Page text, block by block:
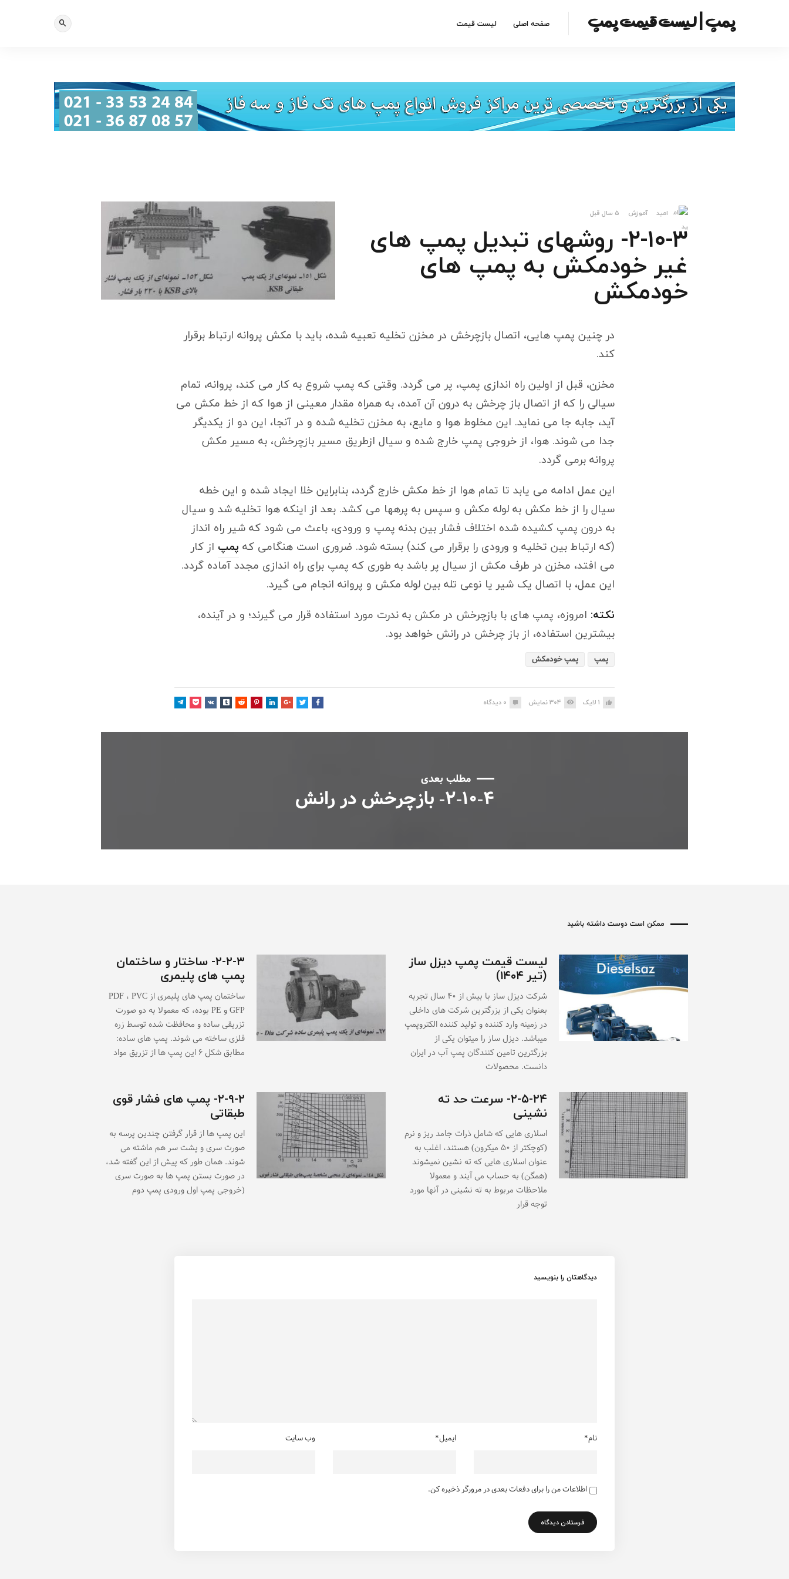
پمپ | لیست قیمت پمپ صفحه اصلی لیست قیمت
امید آموزش 5 سال قبل
۲-۱۰-۳- روشهای تبدیل پمپ های
غیر خودمکش به پمپ های
خودمکش
در چنین پمپ هایی، اتصال بازچرخش در مخزن تخلیه تعبیه شده، باید با مکش پروانه ارتباط برقرار
کند.
مخزن، قبل از اولین راه اندازی پمپ، پر می گردد. وقتی که پمپ شروع به کار می کند، پروانه، تمام
سیالی را که از اتصال باز چرخش به درون آن آمده، به همراه مقدار معینی از هوا که از خط مکش می
آید، جابه جا می نماید. این مخلوط هوا و مایع، به مخزن تخلیه شده و در آنجا، این دو از یکدیگر
جدا می شوند. هوا، از خروجی پمپ خارج شده و سیال ازطریق مسیر بازچرخش، به مسیر مکش
پروانه برمی گردد.
این عمل ادامه می یابد تا تمام هوا از خط مکش خارج گردد، بنابراین خلا ایجاد شده و این خطه
سیال را از خط مکش به لوله مکش و سپس به پرهها می کشد. بعد از اینکه هوا تخلیه شد و سیال
به درون پمپ کشیده شده اختلاف فشار بین بدنه پمپ و ورودی، باعث می شود که شیر راه انداز
(که ارتباط بین تخلیه و ورودی را برقرار می کند) بسته شود. ضروری است هنگامی که پمپ از کار
می افتد، مخزن در طرف مکش از سیال پر باشد به طوری که پمپ برای راه اندازی مجدد آماده گردد.
این عمل، با اتصال یک شیر یا نوعی تله بین لوله مکش و پروانه انجام می گیرد.
نکته: امروزه، پمپ های با بازچرخش در مکش به ندرت مورد استفاده قرار می گیرند؛ و در آینده،
بیشترین استفاده، از باز چرخش در رانش خواهد بود.
پمپ پمپ خودمکش
1 لایک 304نمایش 0 دیدگاه
مطلب بعدی
۲-۱۰-۴- بازچرخش در رانش
ممکن است دوست داشته باشید
لیست قیمت پمپ دیزل ساز
(تیر ۱۴۰۴)
شرکت دیزل ساز با بیش از ۴۰ سال تجربه
بعنوان یکی از بزرگترین شرکت های داخلی
در زمینه وارد کننده و تولید کننده الکتروپمپ
میباشد. دیزل ساز را میتوان یکی از
بزرگترین تامین کنندگان پمپ آب در ایران
دانست. محصولات
۲-۲-۳- ساختار و ساختمان
پمپ های پلیمری
ساختمان پمپ های پلیمری از PDF ، PVC
GFP و PE بوده، که معمولا به دو صورت
تزریقی ساده و محافظت شده توسط زره
فلزی ساخته می شوند. پمپ های ساده:
مطابق شکل ۶ این پمپ ها از تزریق مواد
۲-۵-۲۴- سرعت حد ته
نشینی
اسلاری هایی که شامل ذرات جامد ریز و نرم
(کوچکتر از ۵۰ میکرون) هستند، اغلب به
عنوان اسلاری هایی که ته نشین نمیشوند
(همگن) به حساب می آیند و معمولا
ملاحظات مربوط به ته نشینی در آنها مورد
توجه قرار
۲-۹-۲- پمپ های فشار قوی
طبقاتی
این پمپ ها از قرار گرفتن چندین پرسه به
صورت سری و پشت سر هم ماشته می
شوند. همان طور که پیش از این گفته شد،
در صورت بستن پمپ ها به صورت سری
(خروجی پمپ اول ورودی پمپ دوم
دیدگاهتان را بنویسید
نام* ایمیل* وب سایت
اطلاعات من را برای دفعات بعدی در مرورگر ذخیره کن.